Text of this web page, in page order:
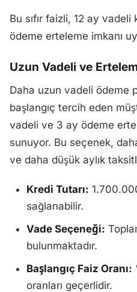
Bu sıfır faizli, 12 ay
ödeme erteleme imkanı
Uzun Vadeli ve
Daha uzun vadeli ödeme
başlangıç tercih eden
vadeli ve 3 ay ödeme
sunuyor. Bu seçenek,
ve daha düşük aylık
Kredi Tutarı:
sağlanabilir.
Vade Seçeneği:
bulunmaktadır.
Başlangıç Faiz Oranı:
oranları geçerlidir.